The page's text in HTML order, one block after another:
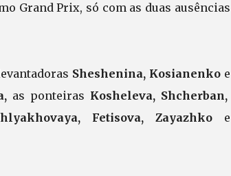
Grand Prix, só com as duas ausências
Sheshenina, Kosianenko e
as ponteiras Kosheleva, Shcherban,
Fetisova, Zayazhko e